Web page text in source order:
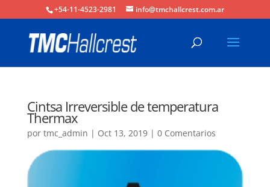
+54-11-4523-2981 info@tmchallcrest.com.ar
Cintsa Irreversible de temperatura
Thermax
por tmc_admin | Oct 13, 2019| 0 Comentarios